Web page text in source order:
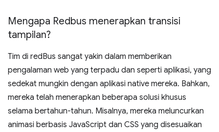
Mengapa Redbus menerapkan transisi
tampilan?
Tim di redBus sangat yakin dalam memberikan
pengalaman web yang terpadu dan seperti aplikasi, yang
sedekat mungkin dengan aplikasi native mereka. Bahkan,
mereka telah menerapkan beberapa solusi khusus
selama bertahun-tahun. Misalnya, mereka meluncurkan
animasi berbasis JavaScript dan CSS yang disesuaikan